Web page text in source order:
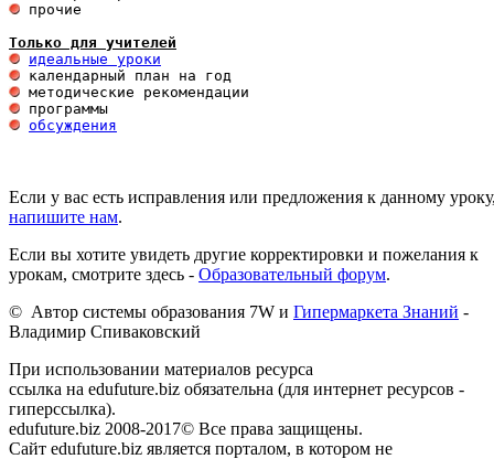
прочие
Только для учителей
идеальные уроки
обсуждения
Если у вас есть исправления или предложения к данному
напишите нам.
Если вы хотите увидеть другие корректировки и пожелания к
урокам, смотрите здесь - Образовательный форум.
© Автор системы образования 7W и Гипермаркета Знаний -
Владимир Спиваковский
При использовании материалов ресурса
ссылка на edufuture.biz обязательна (для интернет ресурсов -
гиперссылка).
edufuture.biz 2008-2017© Все права защищены.
Сайт edufuture.biz является порталом, в котором не